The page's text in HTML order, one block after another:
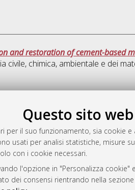
Questo sito
per il suo funzionamento, sia
usati per analisi statistiche, misure
con i cookie necessari.
l'opzione in "Personalizza
dei consensi rientrando nella
and restoration of cement-based
civile, chimica, ambientale e dei
Dottorato
2038-7946
implementato e gestito daAlmaDL
Cookie
sulla privacy
d’uso del sito